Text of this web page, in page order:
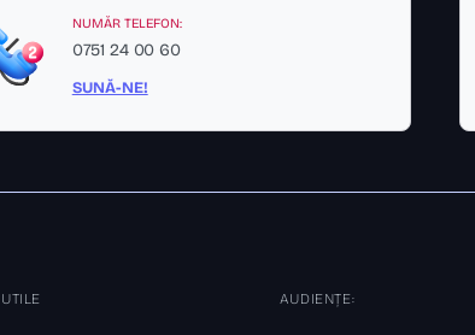
NUMĂR TELEFON:
0751 24 00 60
SUNĂ-NE!
UTILE AUDIENȚE: